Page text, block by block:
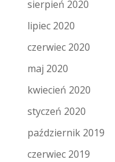
sierpień 2020
lipiec 2020
czerwiec 2020
maj 2020
kwiecień 2020
styczeń 2020
październik 2019
czerwiec 2019